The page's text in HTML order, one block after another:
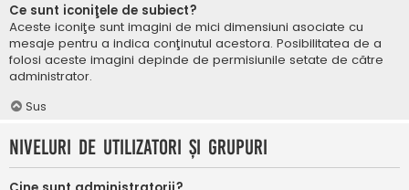
Ce sunt iconiţele de subiect?
Aceste iconiţe sunt imagini de mici dimensiuni asociate cu
mesaje pentru a indica conţinutul acestora. Posibilitatea de a
folosi aceste imagini depinde de permisiunile setate de către
administrator.
Sus
Niveluri de utilizatori şi grupuri